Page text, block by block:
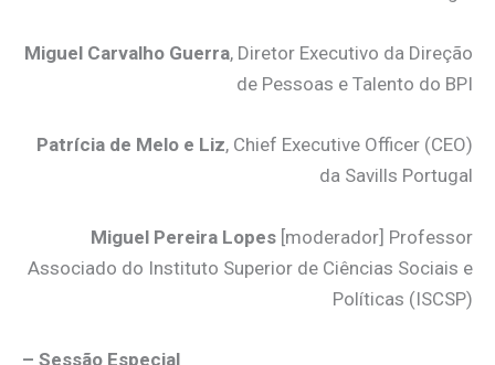
Miguel Carvalho Guerra, Diretor Executivo da Direção
de Pessoas e Talento do BPI
Patrícia de Melo e Liz, Chief Executive Officer (CEO)
da Savills Portugal
Miguel Pereira Lopes [moderador] Professor
Associado do Instituto Superior de Ciências Sociais e
Políticas (ISCSP)
– Sessão Especial